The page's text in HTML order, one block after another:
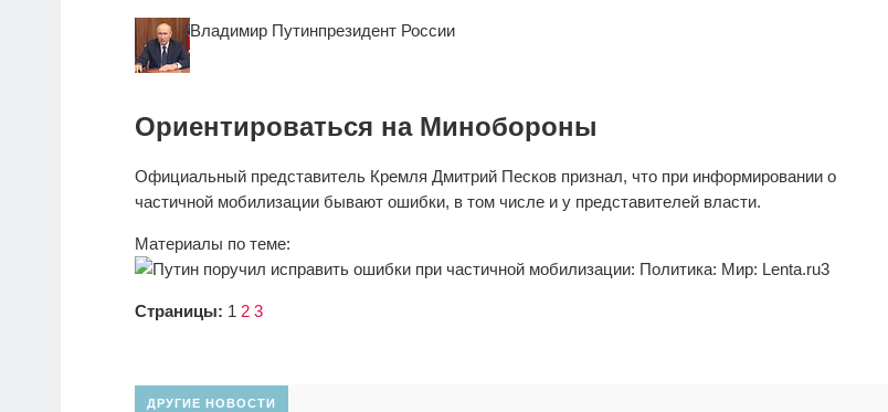
Владимир Путинпрезидент России
Ориентироваться на Минобороны
Официальный представитель Кремля Дмитрий Песков признал, что при информировании о
частичной мобилизации бывают ошибки, в том числе и у представителей власти.
Материалы по теме:
Страницы: 1 2 3
ДРУГИЕ НОВОСТИ